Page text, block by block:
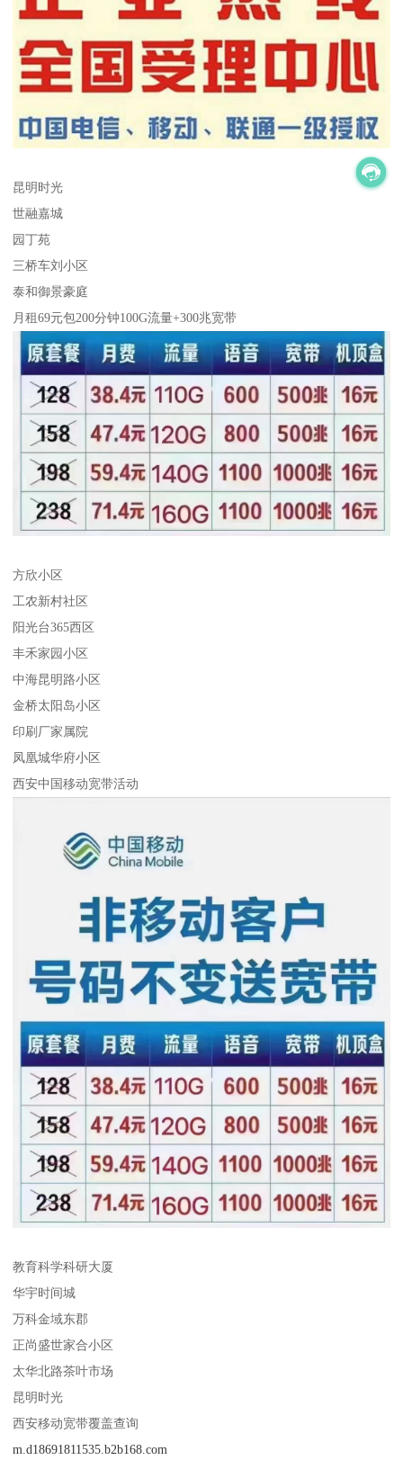
昆明时光
世融嘉城
园丁苑
三桥车刘小区
泰和御景豪庭
月租69元包200分钟100G流量+300兆宽带
方欣小区
工农新村社区
阳光台365西区
丰禾家园小区
中海昆明路小区
金桥太阳岛小区
印刷厂家属院
凤凰城华府小区
西安中国移动宽带活动
教育科学科研大厦
华宇时间城
万科金域东郡
正尚盛世家合小区
太华北路茶叶市场
昆明时光
西安移动宽带覆盖查询
m.d18691811535.b2b168.com